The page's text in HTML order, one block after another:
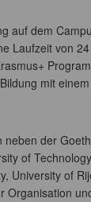
auf dem
Laufzeit von
mit
der
of
University of
Organisation